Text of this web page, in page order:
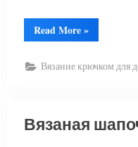
Read More“Вязаная
шапочка
крючком”
»
Вязание крючком для
Вязаная